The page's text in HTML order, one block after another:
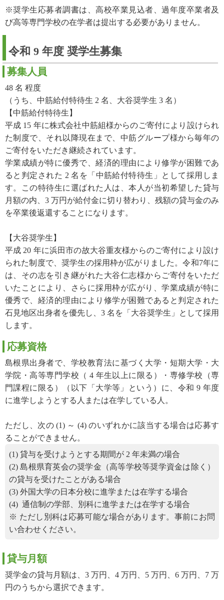
※奨学生応募者調書は、高校卒業見込者、過年度卒業者及
び高等専門学校の在学者は提出する必要がありません。
令和 9 年度 奨学生募集
募集人員
48 名 程度
（うち、中筋給付特待生 2 名、大谷奨学生 3 名）
【中筋給付特待生】
平成 15 年に株式会社中筋組様からのご寄付により設けられ
た制度で、それ以降現在まで、中筋グループ様から毎年の
ご寄付をいただき継続されています。
学業成績が特に優秀で、経済的理由により修学が困難であ
ると判定された 2 名を「中筋給付特待生」として採用しま
す。この特待生に選ばれた人は、本人が当初希望した貸与
月額の内、3 万円が給付金に切り替わり、残額の貸与金のみ
を卒業後返還することになります。
【大谷奨学生】
平成 20 年に浜田市の故大谷重友様からのご寄付により設け
られた制度で、奨学生の採用枠が広がりました。令和7年に
は、その志を引き継がれた大谷仁志様からご寄付をいただ
いたことにより、さらに採用枠が広がり、学業成績が特に
優秀で、経済的理由により修学が困難であると判定された
石見地区出身者を優先し、3 名を「大谷奨学生」として採用
します。
応募資格
島根県出身者で、学校教育法に基づく大学・短期大学・大
学院・高等専門学校（ 4 年生以上に限る）・専修学校（専
門課程に限る）（以下「大学等」という）に、令和 9 年度
に進学しようとする人または在学している人。
ただし、次の (1) ～ (4) のいずれかに該当する場合は応募す
ることができません。
(1) 貸与を受けようとする期間が 2 年未満の場合
(2) 島根県育英会の奨学金（高等学校等奨学資金は除く）
の貸与を受けたことがある場合
(3) 外国大学の日本分校に進学または在学する場合
(4) 通信制の学部、別科に進学または在学する場合
※ ただし別科は応募可能な場合があります。事前にお問
い合わせください。
貸与月額
奨学金の貸与月額は、3 万円、4 万円、5 万円、6 万円、7 万
円のうちから選択できます。